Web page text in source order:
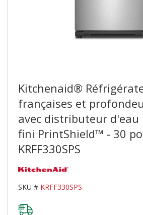
Kitchenaid®
françaises et
avec distributeur
fini PrintShield™ - 30
KRFF330SPS
SKU # KRFF330SPS